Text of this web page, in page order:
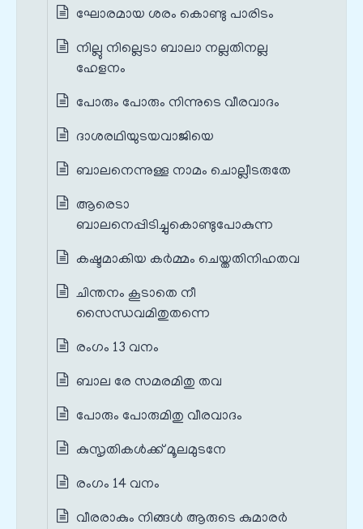
ഘോരമായ ശരം കൊണ്ടു പാരിടം
നില്ലു നില്ലെടാ ബാലാ നല്ലതിനല്ല
ഹേളനം
പോരും പോരും നിന്നുടെ വീരവാദം
ദാശരഥിയുടയവാജിയെ
ബാലനെന്നുള്ള നാമം ചൊല്ലീടരുതേ
ആരെടാ
ബാലനെപ്പിടിച്ചുകൊണ്ടുപോകുന്ന
കഷ്ടമാകിയ കര്‍മ്മം ചെയ്തതിനിഹതവ
ചിന്തനം കൂടാതെ നീ
സൈന്ധവമിതുതന്നെ
രംഗം 13 വനം
ബാല രേ സമരമിതു തവ
പോരും പോരുമിതു വീരവാദം
കുസൃതികള്‍ക്ക് മൂലമുടനേ
രംഗം 14 വനം
വീരരാകും നിങ്ങള്‍ ആരുടെ കുമാരര്‍